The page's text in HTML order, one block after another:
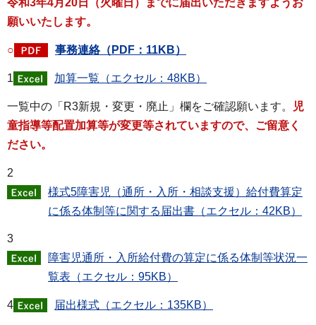
令和3年4月20日（火曜日）までに届出いただきますようお
願いいたします。
○ 事務連絡（PDF：11KB）
1 加算一覧（エクセル：48KB）
一覧中の「R3新規・変更・廃止」欄をご確認願います。
児
童指導等配置加算等が変更等されていますので、ご留意く
ださい。
2
様式5障害児（通所・入所・相談支援）給付費算定
に係る体制等に関する届出書（エクセル：42KB）
3
障害児通所・入所給付費の算定に係る体制等状況一
覧表（エクセル：95KB）
4 届出様式（エクセル：135KB）